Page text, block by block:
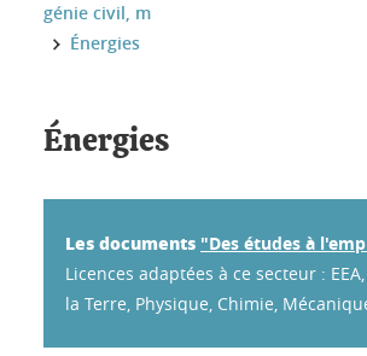
génie civil, m
Énergies
Énergies
Les documents "Des études à
Licences adaptées à ce secteur :
la Terre, Physique, Chimie,